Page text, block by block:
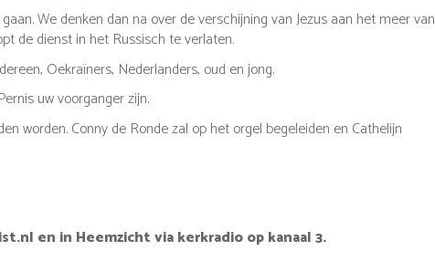
We denken dan na over de verschijning van Jezus aan het meer van
de dienst in het Russisch te verlaten.
Oekraïners, Nederlanders, oud en jong.
uw voorganger zijn.
worden. Conny de Ronde zal op het orgel begeleiden en Cathelijn
en in Heemzicht via kerkradio op kanaal 3.